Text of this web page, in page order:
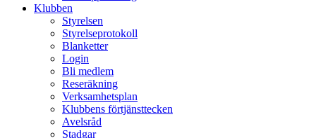
Klubben
Styrelsen
Styrelseprotokoll
Blanketter
Login
Bli medlem
Reseräkning
Verksamhetsplan
Klubbens förtjänsttecken
Avelsråd
Stadgar